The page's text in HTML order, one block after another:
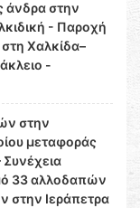
άνδρα στην
- Παροχή
Χαλκίδα–
-
στην
μεταφοράς
33 αλλοδαπών
στην Ιεράπετρα